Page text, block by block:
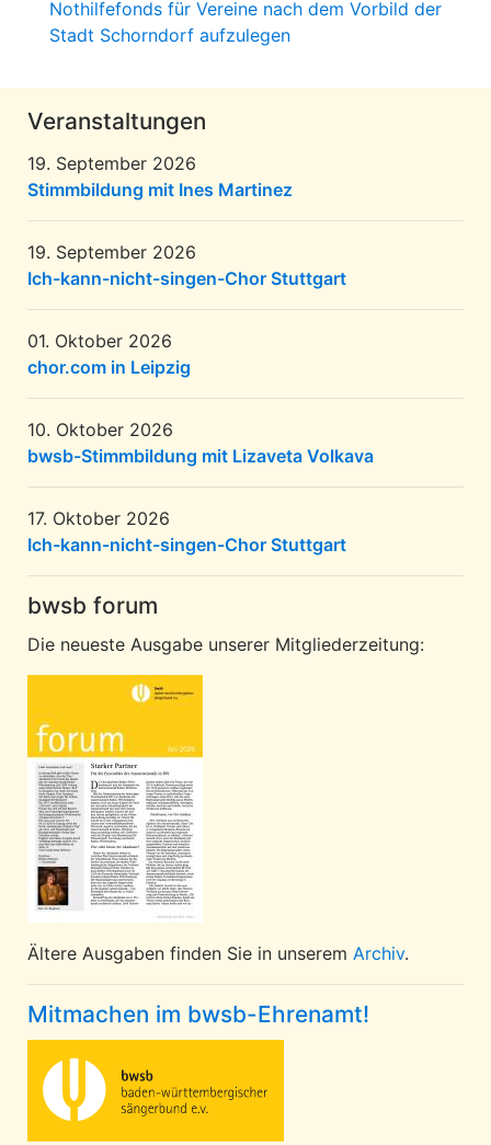
Nothilfefonds für Vereine nach dem Vorbild der
Stadt Schorndorf aufzulegen
Veranstaltungen
19. September 2026
Stimmbildung mit Ines Martinez
19. September 2026
Ich-kann-nicht-singen-Chor Stuttgart
01. Oktober 2026
chor.com in Leipzig
10. Oktober 2026
bwsb-Stimmbildung mit Lizaveta Volkava
17. Oktober 2026
Ich-kann-nicht-singen-Chor Stuttgart
bwsb forum
Die neueste Ausgabe unserer Mitgliederzeitung:
Ältere Ausgaben finden Sie in unserem Archiv.
Mitmachen im bwsb-Ehrenamt!